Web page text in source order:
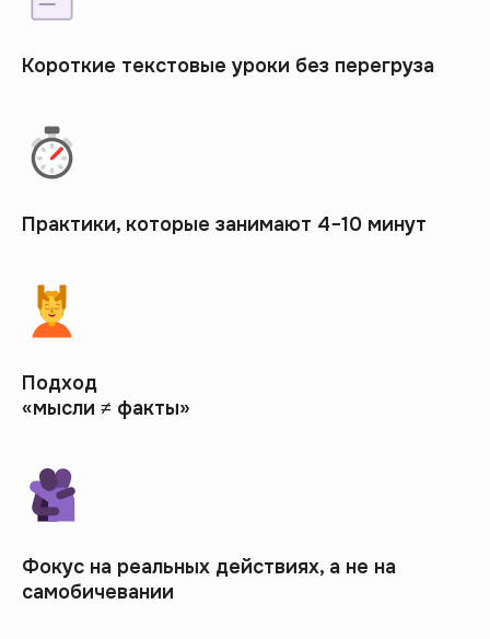
Короткие текстовые уроки без перегруза
Практики, которые занимают 4−10 минут
Подход
«мысли ≠ факты»
Фокус на реальных действиях, а не на
самобичевании